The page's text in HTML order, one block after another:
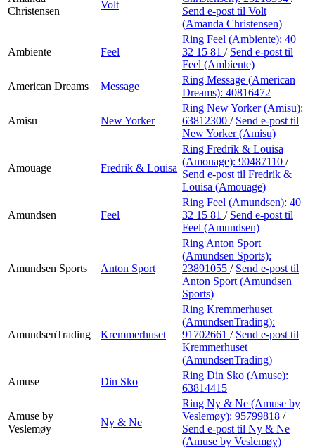
Christensen
Volt
Send e-post til Volt
(Amanda Christensen)
Ambiente Feel
Ring Feel (Ambiente): 40
32 15 81 / Send e-post til
Feel (Ambiente)
American Dreams
Message
Ring Message (American
Dreams): 40816472
Amisu New Yorker
Ring New Yorker (Amisu):
63812300 / Send e-post til
New Yorker (Amisu)
Amouage Fredrik & Louisa
Ring Fredrik & Louisa
(Amouage): 90487110 /
Send e-post til Fredrik &
Louisa (Amouage)
Amundsen Feel
Ring Feel (Amundsen): 40
32 15 81 / Send e-post til
Feel (Amundsen)
Amundsen Sports Anton Sport
Ring Anton Sport
(Amundsen Sports):
23891055 / Send e-post til
Anton Sport (Amundsen
Sports)
AmundsenTrading Kremmerhuset
Ring Kremmerhuset
(AmundsenTrading):
91702661 / Send e-post til
Kremmerhuset
(AmundsenTrading)
Amuse
Din Sko
Ring Din Sko (Amuse):
63814415
Amuse by
Veslemøy
Ny & Ne
Ring Ny & Ne (Amuse by
Veslemøy): 95799818 /
Send e-post til Ny & Ne
(Amuse by Veslemøy)